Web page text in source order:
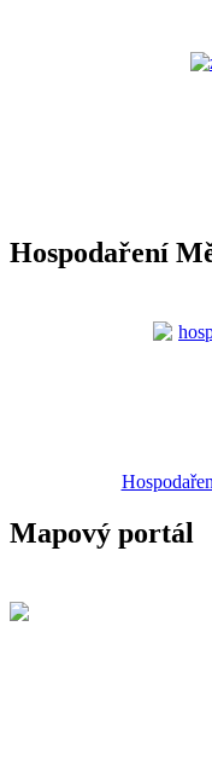
Hospodaření
Mapový portál